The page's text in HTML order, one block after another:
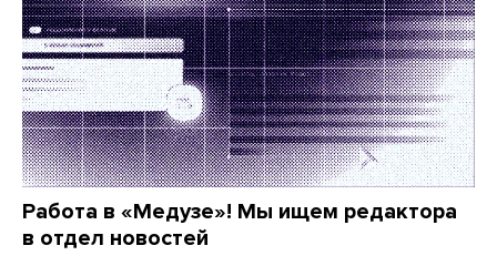
Работа в «Медузе»! Мы ищем редактора
в отдел новостей